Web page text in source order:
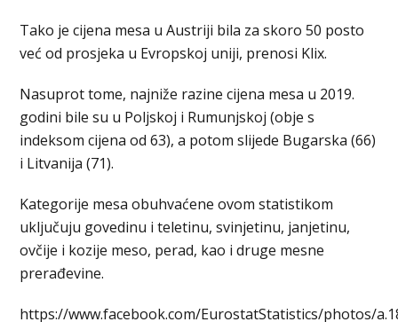
Tako je cijena mesa u Austriji bila za skoro 50 posto
već od prosjeka u Evropskoj uniji, prenosi Klix.
Nasuprot tome, najniže razine cijena mesa u 2019.
godini bile su u Poljskoj i Rumunjskoj (obje s
indeksom cijena od 63), a potom slijede Bugarska (66)
i Litvanija (71).
Kategorije mesa obuhvaćene ovom statistikom
uključuju govedinu i teletinu, svinjetinu, janjetinu,
ovčije i kozije meso, perad, kao i druge mesne
prerađevine.
https://www.facebook.com/EurostatStatistics/photos/